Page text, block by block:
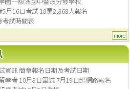
5月16日考試 18萬2,868人報名
考試時間表
more
資訊 簡章報名日期及考試日期
學考 10月8日筆試 7月19日起網路報名